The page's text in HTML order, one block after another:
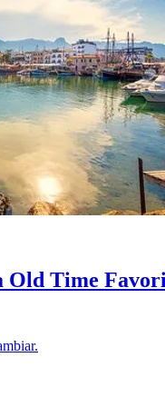
Old Time